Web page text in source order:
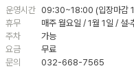
운영시간 09:30~18:00 (입장마감
휴무
매주 월요일 / 1월 1일 / 설
주차
가능
요금
무료
문의
032-668-7565